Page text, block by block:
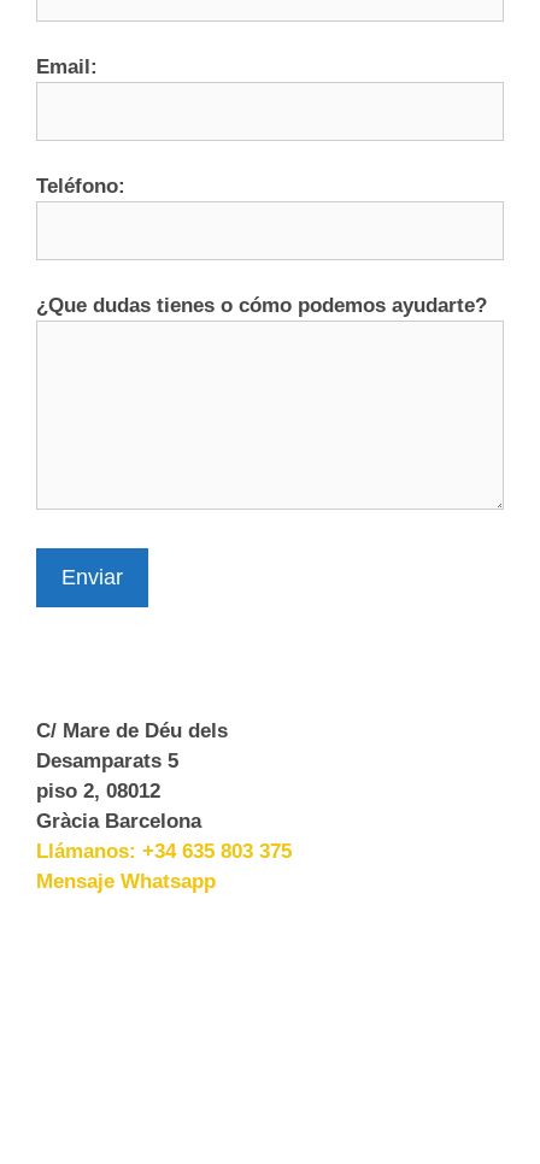
Email:
Teléfono:
¿Que dudas tienes o cómo podemos ayudarte?
Enviar
C/ Mare de Déu dels
Desamparats 5
piso 2, 08012
Gràcia Barcelona
Llámanos: +34 635 803 375
Mensaje Whatsapp